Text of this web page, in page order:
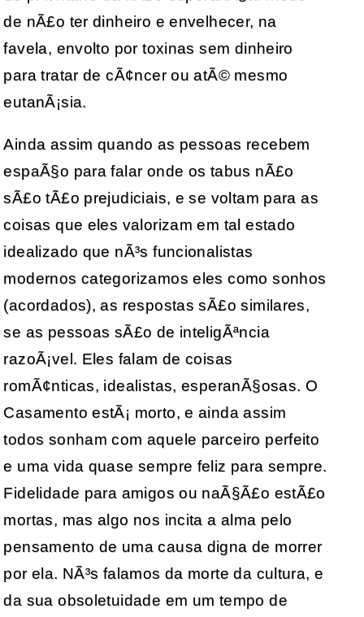
de nÃ£o ter dinheiro e envelhecer, na
favela, envolto por toxinas sem dinheiro
para tratar de cÃ¢ncer ou atÃ© mesmo
eutanÃ¡sia.
Ainda assim quando as pessoas recebem
espaÃ§o para falar onde os tabus nÃ£o
sÃ£o tÃ£o prejudiciais, e se voltam para as
coisas que eles valorizam em tal estado
idealizado que nÃ³s funcionalistas
modernos categorizamos eles como sonhos
(acordados), as respostas sÃ£o similares,
se as pessoas sÃ£o de inteligÃªncia
razoÃ¡vel. Eles falam de coisas
romÃ¢nticas, idealistas, esperanÃ§osas. O
Casamento estÃ¡ morto, e ainda assim
todos sonham com aquele parceiro perfeito
e uma vida quase sempre feliz para sempre.
Fidelidade para amigos ou naÃ§Ã£o estÃ£o
mortas, mas algo nos incita a alma pelo
pensamento de uma causa digna de morrer
por ela. NÃ³s falamos da morte da cultura, e
da sua obsoletuidade em um tempo de